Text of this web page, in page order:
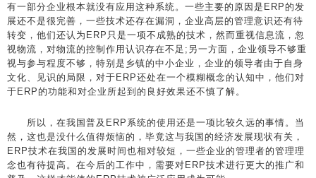
有一部分企业根本就没有应用这种系统。一些主要的原因是ERP的发
展还不是很完善，一些技术还存在漏洞，企业高层的管理意识还有待
转变，他们还认为ERP只是一项不成熟的技术，然而重视信息流，忽
视物流，对物流的控制作用认识存在不足;另一方面，企业领导不够重
视与参与程度不够，特别是乡镇的中小企业，企业的领导者由于自身
文化、见识的局限，对于ERP还处在一个模糊概念的认知中，他们对
于ERP的功能和对企业所起到的良好效果还不慎了解。
所以，在我国普及ERP系统的使用还是一项比较久远的事情。当
然，这也是没什么值得烦恼的，毕竟这与我国的经济发展现状有关，
ERP技术在我国的发展时间也相对较短，一些企业的管理者的管理理
念也有待提高。在今后的工作中，需要对ERP技术进行更大的推广和